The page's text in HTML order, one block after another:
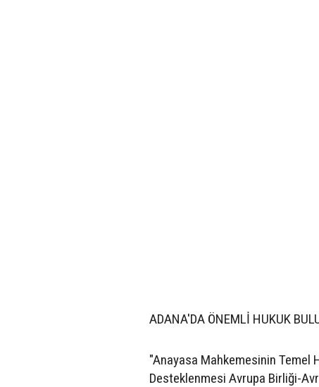
ADANA'DA ÖNEMLİ HUKUK
"Anayasa Mahkemesinin Temel
Desteklenmesi Avrupa Birliği-